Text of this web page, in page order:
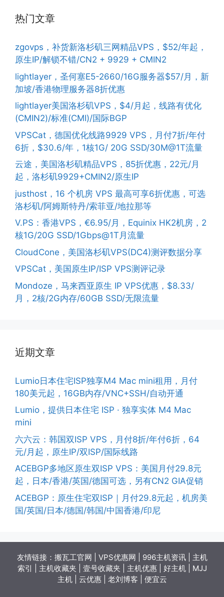
热门文章
zgovps，补货新洛杉矶三网精品VPS，$52/年起，
原生IP/解锁不错/CN2 + 9929 + CMIN2
lightlayer，圣何塞E5-2660/16G服务器$57/月，新
加坡/香港物理服务器8折优惠
lightlayer美国洛杉矶VPS，$4/月起，线路有优化
(CMIN2)/标准(CMI)/国际BGP
VPSCat，德国优化线路9929 VPS，月付7折/年付
6折，$30.6/年，1核1G/ 20G SSD/30M@1T流量
云途，美国洛杉矶精品VPS，85折优惠，22元/月
起，洛杉矶9929+CMIN2/原生IP
justhost，16 个机房 VPS 最高可享6折优惠，可选
洛杉矶/阿姆斯特丹/索菲亚/地拉那等
V.PS：香港VPS，€6.95/月，Equinix HK2机房，2
核1G/20G SSD/1Gbps@1T月流量
CloudCone，美国洛杉矶VPS(DC4)测评数据分享
VPSCat，美国原生IP/ISP VPS测评记录
Mondoze，马来西亚原生 IP VPS优惠，$8.33/
月，2核/2G内存/60GB SSD/无限流量
近期文章
Lumio日本住宅ISP独享M4 Mac mini租用，月付
180美元起，16GB内存/VNC+SSH/自动开通
Lumio，提供日本住宅 ISP · 独享实体 M4 Mac
mini
六六云：韩国双ISP VPS，月付8折/年付6折，64
元/月起，原生IP/双ISP/国际线路
ACEBGP多地区原生双ISP VPS：美国月付29.8元
起，日本/香港/英国/德国可选，另有CN2 GIA促销
ACEBGP：原生住宅双ISP｜月付29.8元起，机房美
国/英国/日本/德国/韩国/中国香港/印尼
友情链接： 搬瓦工官网 VPS优惠网 996主机资讯| 主机
索引
主机收藏夹 壹号收藏夹 主机优惠| 好主机| MJJ
主机| 云优惠| 老刘博客 便宜云